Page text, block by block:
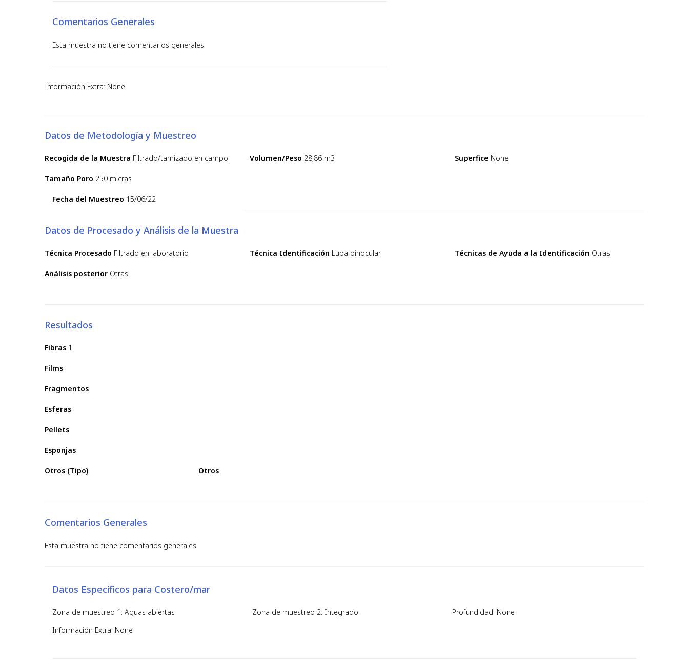
Comentarios Generales
Esta muestra no tiene comentarios generales
Información Extra: None
Datos de Metodología y Muestreo
Recogida de la Muestra Filtrado/tamizado en campo Volumen/Peso 28,86 m3 Superfice None
Tamaño Poro 250 micras
Fecha del Muestreo 15/06/22
Datos de Procesado y Análisis de la Muestra
Técnica Procesado Filtrado en laboratorio Técnica Identificación Lupa binocular Técnicas de Ayuda a la Identificación Otras
Análisis posterior Otras
Resultados
Fibras 1
Films
Fragmentos
Esferas
Pellets
Esponjas
Otros (Tipo) Otros
Comentarios Generales
Esta muestra no tiene comentarios generales
Datos Específicos para Costero/mar
Zona de muestreo 1: Aguas abiertas Zona de muestreo 2: Integrado
Profundidad: None
Información Extra: None